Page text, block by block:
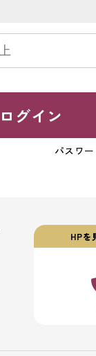
ログイン
パスワ
HPを